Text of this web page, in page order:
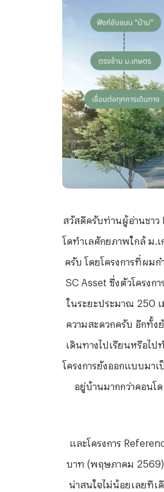
สวัสดีครับท่านผู้อ่านชาว
โดทำเลศักยภาพใกล้ ม.
ครับ โดยโครงการที่ผม
SC Asset ซึ่งตัวโครงก
ในระยะประมาณ 250
ความสะดวกครับ อีกทั้ง
เดินทางไปเรียนหรือไ
โครงการยังออกแบบมา
อยู่บ้านมากกว่าคอนโ
และโครงการ
บาท (พฤษภาคม 2569)
น่าสนใจไม่น้อยเลยทีเดี